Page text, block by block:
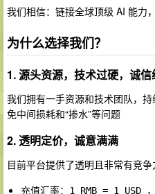
我们相信：链接全球顶级 AI 能力
为什么选择我们？
1. 源头资源，技术过硬，诚信
我们拥有一手资源和技术团队，
免中间损耗和“掺水”等问题
2. 透明定价，诚意满满
目前平台提供了透明且非常有竞争
充值汇率：1 RMB = 1 USD